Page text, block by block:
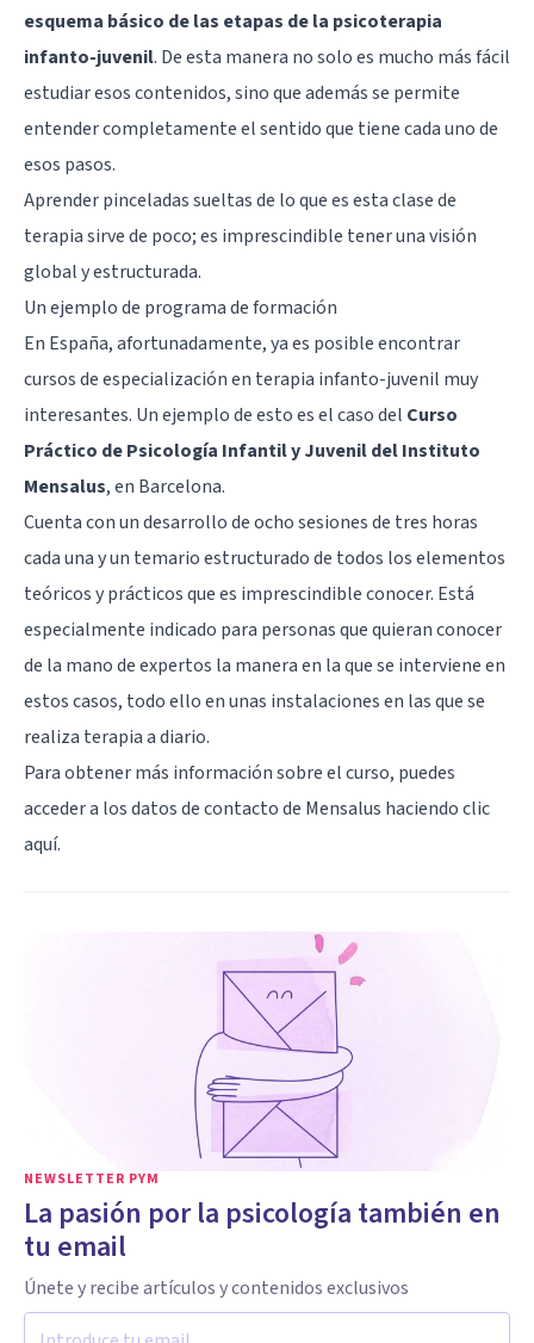
esquema básico de las etapas de la psicoterapia
infanto-juvenil. De esta manera no solo es mucho más fácil
estudiar esos contenidos, sino que además se permite
entender completamente el sentido que tiene cada uno de
esos pasos.
Aprender pinceladas sueltas de lo que es esta clase de
terapia sirve de poco; es imprescindible tener una visión
global y estructurada.
Un ejemplo de programa de formación
En España, afortunadamente, ya es posible encontrar
cursos de especialización en terapia infanto-juvenil muy
interesantes. Un ejemplo de esto es el caso del Curso
Práctico de Psicología Infantil y Juvenil del Instituto
Mensalus, en Barcelona.
Cuenta con un desarrollo de ocho sesiones de tres horas
cada una y un temario estructurado de todos los elementos
teóricos y prácticos que es imprescindible conocer. Está
especialmente indicado para personas que quieran conocer
de la mano de expertos la manera en la que se interviene en
estos casos, todo ello en unas instalaciones en las que se
realiza terapia a diario.
Para obtener más información sobre el curso, puedes
acceder a los datos de contacto de Mensalus haciendo clic
aquí.
NEWSLETTER PYM
La pasión por la psicología también en
tu email
Únete y recibe artículos y contenidos exclusivos